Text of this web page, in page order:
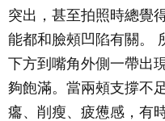
突出，甚至拍照時總覺
能都和臉頰凹陷有關。
下方到嘴角外側一帶出
夠飽滿。當兩頰支撐不
癟、削瘦、疲憊感，有